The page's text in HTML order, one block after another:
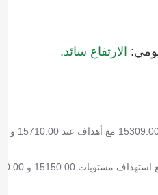
الارتفاع سائد.